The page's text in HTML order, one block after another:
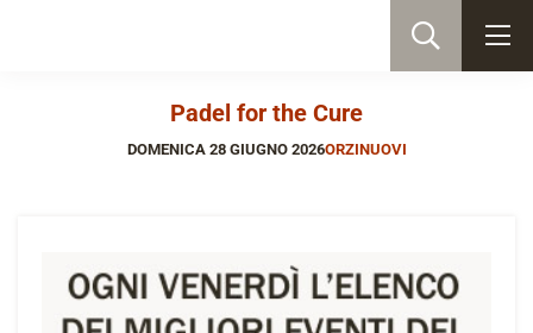
Padel for the Cure
DOMENICA 28 GIUGNO 2026ORZINUOVI